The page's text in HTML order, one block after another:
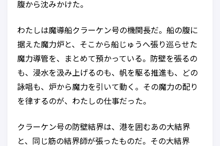
腹から沈みかけた。
わたしは魔導船クラーケン号の機関長だ。船の腹に
据えた魔力炉と、そこから船じゅうへ張り巡らせた
魔力導管を、まとめて預かっている。防壁を張るの
も、浸水を汲み上げるのも、帆を駆る推進も、どの
詠唱も、炉から魔力を引いて動く。その魔力の配り
を律するのが、わたしの仕事だった。
クラーケン号の防壁結界は、港を囲むあの大結界
と、同じ筋の結界師が張ったものだ。その大結界